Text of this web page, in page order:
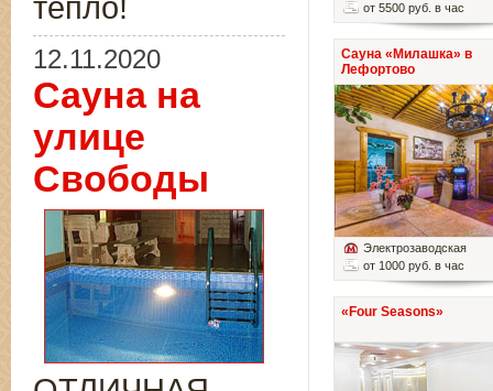
от 5500 руб. в час
Сауна «Милашка» в
Лефортово
Электрозаводская
от 1000 руб. в час
«Four Seasons»
тепло!
12.11.2020
Сауна на
улице
Свободы